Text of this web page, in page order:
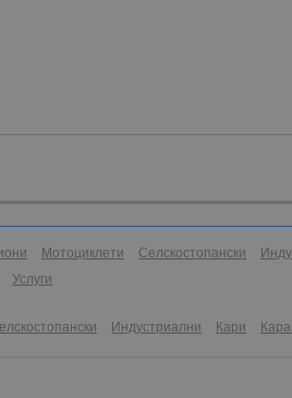
Мотоциклети Селскостопански
Услуги
Индустриални Кари